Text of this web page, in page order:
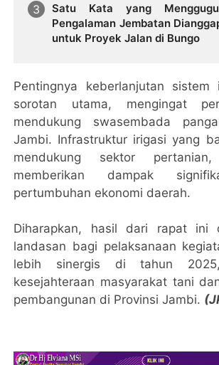
Satu Kata yang
Pengalaman Jembatan
untuk Proyek Jalan di Bungo
Pentingnya keberlanjutan sistem
sorotan utama, mengingat
mendukung swasembada
Jambi. Infrastruktur irigasi yang
mendukung sektor
memberikan dampak
pertumbuhan ekonomi daerah.
Diharapkan, hasil dari rapat ini
landasan bagi pelaksanaan
lebih sinergis di tahun 2025,
kesejahteraan masyarakat tani
pembangunan di Provinsi Jambi.